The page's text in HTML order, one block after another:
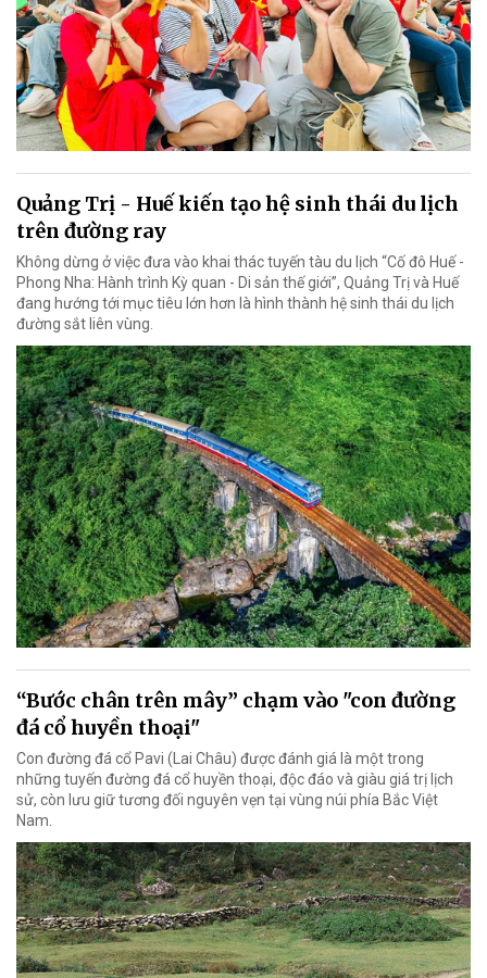
Quảng Trị - Huế kiến tạo hệ sinh thái du lịch
trên đường ray
Không dừng ở việc đưa vào khai thác tuyến tàu du lịch “Cố đô Huế -
Phong Nha: Hành trình Kỳ quan - Di sản thế giới”, Quảng Trị và Huế
đang hướng tới mục tiêu lớn hơn là hình thành hệ sinh thái du lịch
đường sắt liên vùng.
“Bước chân trên mây” chạm vào "con đường
đá cổ huyền thoại"
Con đường đá cổ Pavi (Lai Châu) được đánh giá là một trong
những tuyến đường đá cổ huyền thoại, độc đáo và giàu giá trị lịch
sử, còn lưu giữ tương đối nguyên vẹn tại vùng núi phía Bắc Việt
Nam.